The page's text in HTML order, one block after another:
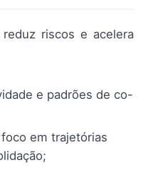
riscos e acelera
e padrões de co-
em trajetórias